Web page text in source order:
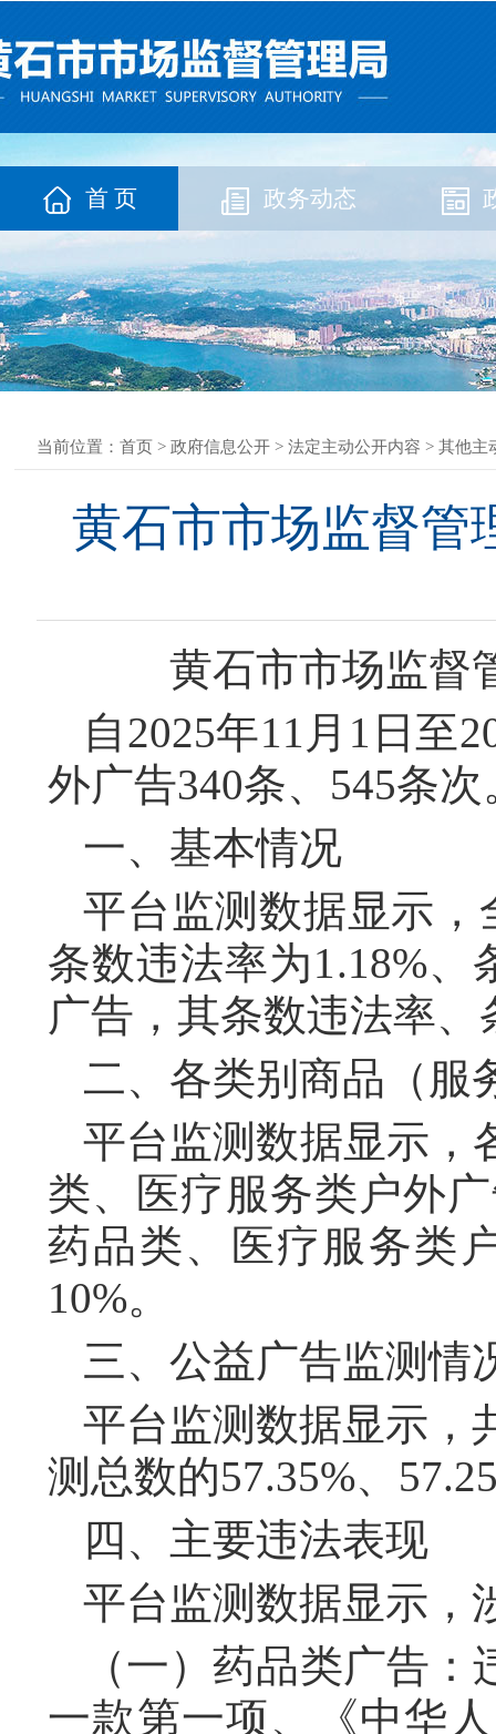
首 页 政务动态
当前位置： 首页 > 政府信息公开 > 法定主动公开内容 > 其他主
黄石市市场监督管
黄石市市场监督
自2025年11月1日至
外广告340条、545条
一、基本情况
平台监测数据显示，
条数违法率为1.18%、
广告，其条数违法率、
二、各类别商品（服
平台监测数据显示，
类、医疗服务类户外
药品类、医疗服务类
10%。
三、公益广告监测情
平台监测数据显示，
测总数的57.35%、
四、主要违法表现
平台监测数据显示，
（一）药品类广告
一款第一项、《中华